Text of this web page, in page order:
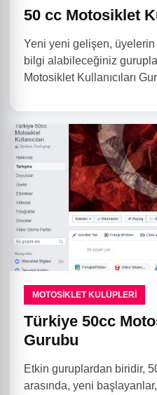
50 cc Motosiklet
Yeni yeni gelişen,
bilgi alabileceğiniz
Motosiklet Kullanıcıları
MOTOSIKLET KULÜPLERI
Türkiye 50cc
Gurubu
Etkin guruplardan biridir,
arasında, yeni